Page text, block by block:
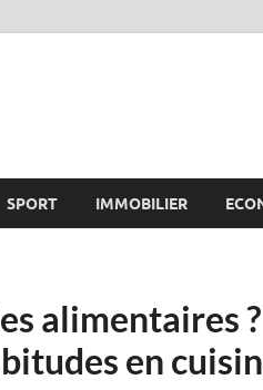
SPORT IMMOBILIER
alimentaires
en